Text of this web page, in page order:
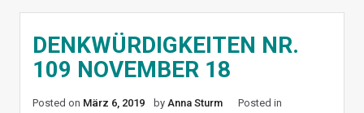
DENKWÜRDIGKEITEN NR.
109 NOVEMBER 18
Posted on März 6, 2019 by Anna Sturm
Posted in